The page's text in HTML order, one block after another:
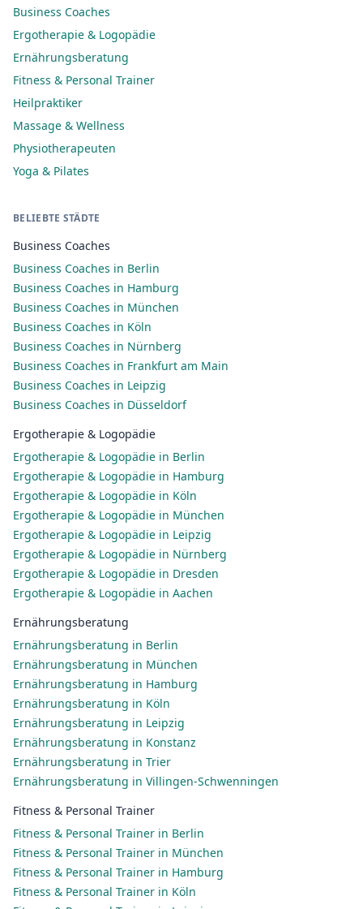
Business Coaches
Ergotherapie & Logopädie
Ernährungsberatung
Fitness & Personal Trainer
Heilpraktiker
Massage & Wellness
Physiotherapeuten
Yoga & Pilates
BELIEBTE STÄDTE
Business Coaches
Business Coaches in Berlin
Business Coaches in Hamburg
Business Coaches in München
Business Coaches in Köln
Business Coaches in Nürnberg
Business Coaches in Frankfurt am Main
Business Coaches in Leipzig
Business Coaches in Düsseldorf
Ergotherapie & Logopädie
Ergotherapie & Logopädie in Berlin
Ergotherapie & Logopädie in Hamburg
Ergotherapie & Logopädie in Köln
Ergotherapie & Logopädie in München
Ergotherapie & Logopädie in Leipzig
Ergotherapie & Logopädie in Nürnberg
Ergotherapie & Logopädie in Dresden
Ergotherapie & Logopädie in Aachen
Ernährungsberatung
Ernährungsberatung in Berlin
Ernährungsberatung in München
Ernährungsberatung in Hamburg
Ernährungsberatung in Köln
Ernährungsberatung in Leipzig
Ernährungsberatung in Konstanz
Ernährungsberatung in Trier
Ernährungsberatung in Villingen-Schwenningen
Fitness & Personal Trainer
Fitness & Personal Trainer in Berlin
Fitness & Personal Trainer in München
Fitness & Personal Trainer in Hamburg
Fitness & Personal Trainer in Köln